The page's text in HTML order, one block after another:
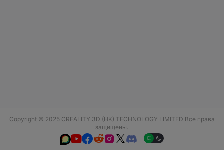
Copyright © 2025 CREALITY 3D (HK) TECHNOLOGY LIMITED Все права
защищены.
  